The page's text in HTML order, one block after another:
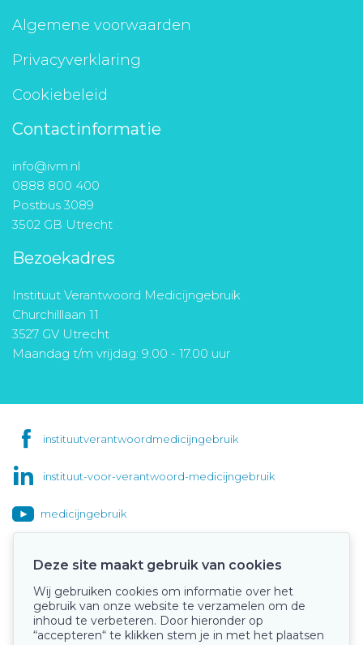
Algemene voorwaarden
Privacyverklaring
Cookiebeleid
Contactinformatie
info@ivm.nl
0888 800 400
Postbus 3089
3502 GB Utrecht
Bezoekadres
Instituut Verantwoord Medicijngebruik
Churchilllaan 11
3527 GV Utrecht
Maandag t/m vrijdag: 9.00 - 17.00 uur
instituutverantwoordmedicijngebruik
instituut-voor-verantwoord-medicijngebruik
medicijngebruik
Onze keurmerken
Deze site maakt gebruik van cookies
Wij gebruiken cookies om informatie over het
gebruik van onze website te verzamelen om de
inhoud te verbeteren. Door hieronder op
“accepteren“ te klikken stem je in met het plaatsen